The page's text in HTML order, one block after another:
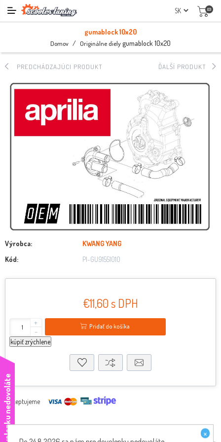
(0)
gumablock 10x20
Domov / Originálne dielygumablock 10x20
PREDCHÁDZAJÚCI PRODUKT ĎALŠÍ PRODUKT
Výrobca:
KWANG YANG
Kód:
PI-GU91551010
€11,60 s DPH
+
-
Pridať do košíka
kúpiť zrýchlene
Akceptujeme
×